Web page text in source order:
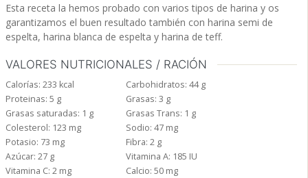
Esta receta la hemos probado con varios tipos de harina y os
garantizamos el buen resultado también con harina semi de
espelta, harina blanca de espelta y harina de teff.
VALORES NUTRICIONALES / RACIÓN
Calorías: 233 kcal Carbohidratos: 44 g
Proteinas: 5 g Grasas: 3 g
Grasas saturadas: 1 g Grasas Trans: 1 g
Colesterol: 123 mg Sodio: 47 mg
Potasio: 73 mg Fibra: 2 g
Azúcar: 27 g Vitamina A: 185 IU
Vitamina C: 2 mg Calcio: 50 mg